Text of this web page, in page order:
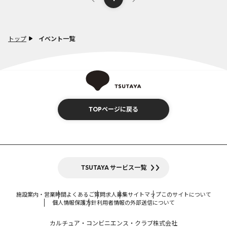
トップ イベント一覧
TOPページに戻る
TSUTAYA サービス一覧
施設案内・営業時間 よくあるご質問求人募集サイトマップこのサイトについて
個人情報保護方針利用者情報の外部送信について
カルチュア・コンビニエンス・クラブ株式会社